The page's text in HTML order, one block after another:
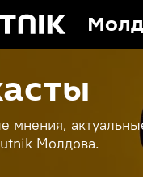
мнения,
Молдова.